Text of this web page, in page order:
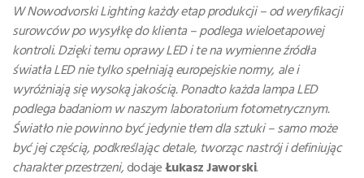
W Nowodvorski Lighting każdy etap produkcji – od weryfikacji
surowców po wysyłkę do klienta – podlega wieloetapowej
kontroli. Dzięki temu oprawy LED i te na wymienne źródła
światła LED nie tylko spełniają europejskie normy, ale i
wyróżniają się wysoką jakością. Ponadto każda lampa LED
podlega badaniom w naszym laboratorium fotometrycznym.
Światło nie powinno być jedynie tłem dla sztuki – samo może
być jej częścią, podkreślając detale, tworząc nastrój i definiując
charakter przestrzeni,dodajeŁukasz Jaworski.